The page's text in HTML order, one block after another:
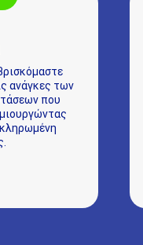
ανάγκες των
που